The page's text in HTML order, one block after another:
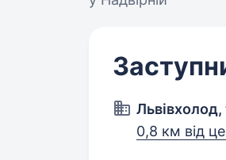
0,8 км від